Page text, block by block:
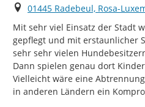
Ort
01445 Radebeul, Rosa-
Mit sehr viel Einsatz der Stadt
gepflegt und mit erstaunlicher
sehr sehr vielen
Dann spielen genau dort
Vielleicht wäre eine
in anderen Ländern ein